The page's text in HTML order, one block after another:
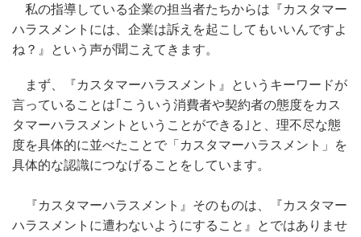
私の指導している企業の担当者たちからは『カスタマー
ハラスメントには、企業は訴えを起こしてもいいんですよ
ね？』という声が聞こえてきます。
まず、『カスタマーハラスメント』というキーワードが
言っていることは｢こういう消費者や契約者の態度をカス
タマーハラスメントということができる｣と、理不尽な態
度を具体的に並べたことで「カスタマーハラスメント」を
具体的な認識につなげることをしています。
『カスタマーハラスメント』そのものは、『カスタマー
ハラスメントに遭わないようにすること』とではありませ